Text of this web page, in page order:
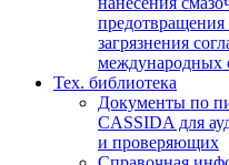
предотвращения
загрязнения
международных
Тех. библиотека
Документы по
CASSIDA для
и проверяющих